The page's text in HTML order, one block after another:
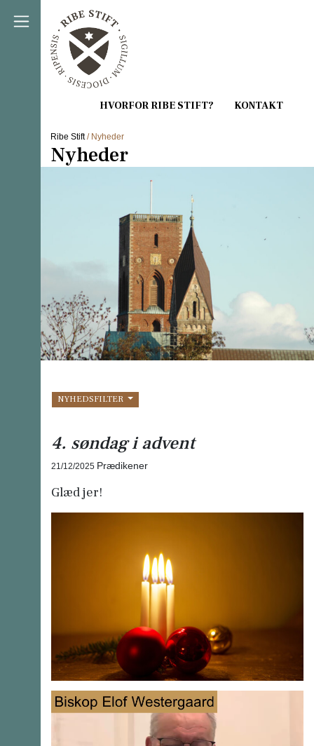
Direkte til indholdet
Ribe Stift/ Nyheder
Nyheder
NYHEDSFILTER
4. søndag i advent
21/12/2025 Prædikener
Glæd jer!